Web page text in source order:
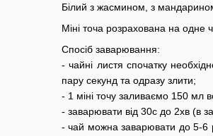
Білий з жасмином, з
Міні точа розрахована на одне
Спосіб заварювання:
- чайні листя спочатку
пару секунд та одразу злити;
- 1 міні точу заливаємо 150 мл
- заварювати від 30с до 2хв (в
- чай можна заварювати до 5-6